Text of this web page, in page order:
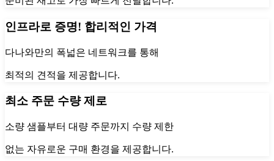
인프라로 증명! 합리적인 가격
다나와만의 폭넓은 네트워크를 통해
최적의 견적을 제공합니다.
최소 주문 수량 제로
소량 샘플부터 대량 주문까지 수량 제한
없는 자유로운 구매 환경을 제공합니다.